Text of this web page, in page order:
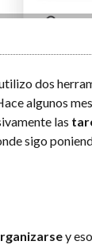
dos
algunos
las
sigo
y